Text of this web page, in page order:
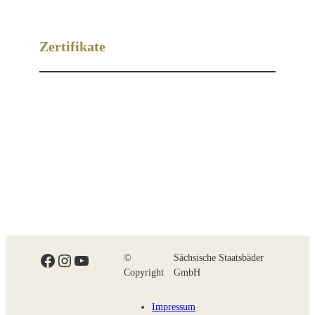
Zertifikate
Facebook
Instagram
YouTube
©
Copyright
Sächsische Staatsbäder
GmbH
Impressum